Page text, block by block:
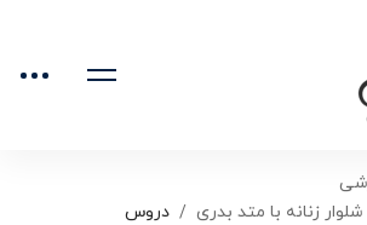
زنانه با متد بدری
دروس